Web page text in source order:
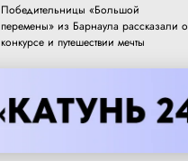
Победительницы «Большой
перемены» из Барнаула рассказали о
конкурсе и путешествии мечты